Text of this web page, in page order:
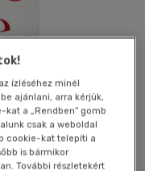
ízléséhez minél
ajánlani, arra kérjük,
a „Rendben” gomb
csak a weboldal
cookie-kat telepíti a
is bármikor
További részletekért